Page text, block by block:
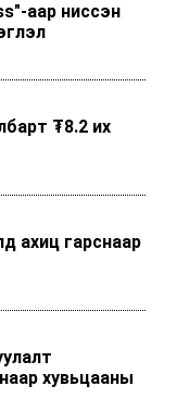
аар ниссэн
₮8.2 их
ахиц гарснаар
хувьцааны